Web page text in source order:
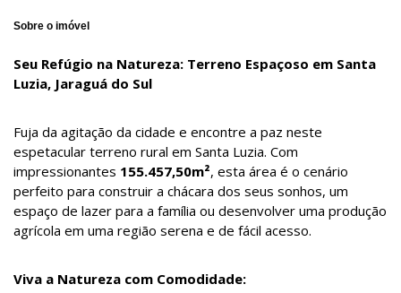
Sobre o imóvel
Seu Refúgio na Natureza: Terreno Espaçoso em Santa
Luzia, Jaraguá do Sul
Fuja da agitação da cidade e encontre a paz neste
espetacular terreno rural em Santa Luzia. Com
impressionantes 155.457,50m², esta área é o cenário
perfeito para construir a chácara dos seus sonhos, um
espaço de lazer para a família ou desenvolver uma produção
agrícola em uma região serena e de fácil acesso.
Viva a Natureza com Comodidade: